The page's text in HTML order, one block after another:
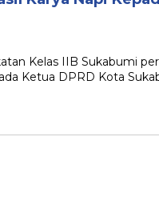
Kelas IIB Sukabumi
Ketua DPRD Kota